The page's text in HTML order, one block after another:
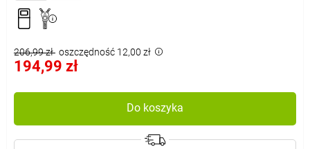
206,99 zł oszczędność 12,00 zł
194,99 zł
Do koszyka